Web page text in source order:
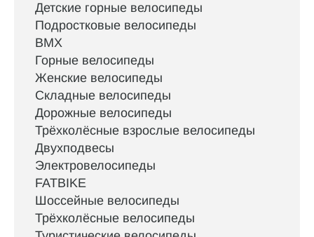
Детские горные велосипеды
Подростковые велосипеды
BMX
Горные велосипеды
Женские велосипеды
Складные велосипеды
Дорожные велосипеды
Трёхколёсные взрослые велосипеды
Двухподвесы
Электровелосипеды
FATBIKE
Шоссейные велосипеды
Трёхколёсные велосипеды